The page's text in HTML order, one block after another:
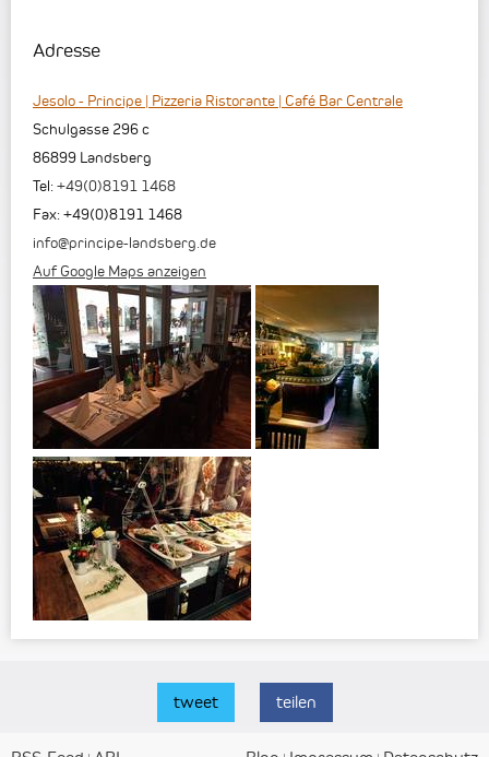
Adresse
Jesolo - Principe | Pizzeria Ristorante | Café Bar Centrale
Schulgasse 296 c
86899 Landsberg
Tel: +49(0)8191 1468
Fax: +49(0)8191 1468
info@principe-landsberg.de
Auf Google Maps anzeigen
tweet teilen